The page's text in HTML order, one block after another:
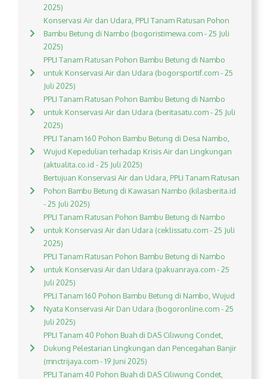
2025)
Konservasi Air dan Udara, PPLI Tanam Ratusan Pohon
Bambu Betung di Nambo (bogoristimewa.com - 25 Juli
2025)
PPLI Tanam Ratusan Pohon Bambu Betung di Nambo
untuk Konservasi Air dan Udara (bogorsportif.com - 25
Juli 2025)
PPLI Tanam Ratusan Pohon Bambu Betung di Nambo
untuk Konservasi Air dan Udara (beritasatu.com - 25 Juli
2025)
PPLI Tanam 160 Pohon Bambu Betung di Desa Nambo,
Wujud Kepedulian terhadap Krisis Air dan Lingkungan
(aktualita.co.id - 25 Juli 2025)
Bertujuan Konservasi Air dan Udara, PPLI Tanam Ratusan
Pohon Bambu Betung di Kawasan Nambo (kilasberita.id
- 25 Juli 2025)
PPLI Tanam Ratusan Pohon Bambu Betung di Nambo
untuk Konservasi Air dan Udara (ceklissatu.com - 25 Juli
2025)
PPLI Tanam Ratusan Pohon Bambu Betung di Nambo
untuk Konservasi Air dan Udara (pakuanraya.com - 25
Juli 2025)
PPLI Tanam 160 Pohon Bambu Betung di Nambo, Wujud
Nyata Konservasi Air Dan Udara (bogoronline.com - 25
Juli 2025)
PPLI Tanam 40 Pohon Buah di DAS Ciliwung Condet,
Dukung Pelestarian Lingkungan dan Pencegahan Banjir
(mnctrijaya.com - 19 Juni 2025)
PPLI Tanam 40 Pohon Buah di DAS Ciliwung Condet,